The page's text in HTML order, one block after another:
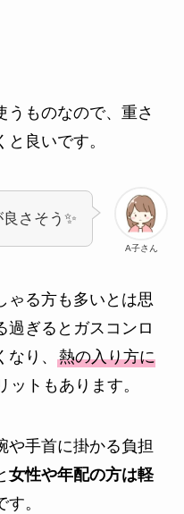
うものなので、重さ
良いです。
A子さん
さそう✨
ゃる方も多いとは思
過ぎるとガスコンロ
り、
熱の入り方に
ットもあります。
や手首に掛かる負担
女性や年配の方は軽
す。